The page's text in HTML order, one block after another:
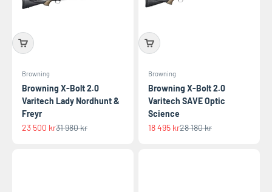
Browning
Browning X-Bolt 2.0
Varitech Lady Nordhunt &
Freyr
REA-pris
23 500 krPris
31 980 kr
Browning
Browning X-Bolt 2.0
Varitech SAVE Optic
Science
REA-pris
18 495 krPris
28 180 kr